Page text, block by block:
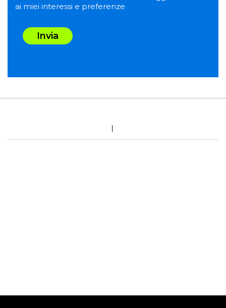
ai miei interessi e preferenze
Invia